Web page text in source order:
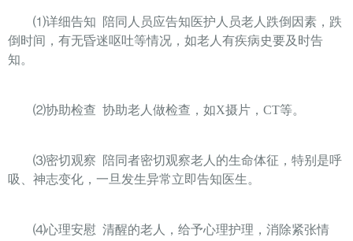
⑴详细告知
陪同人员应告知医护人员老人跌倒因素，跌
倒时间，有无昏迷呕吐等情况，如老人有疾病史要及时告
知。
⑵协助检查 协助老人做检查，如X摄片， CT等。
⑶密切观察
陪同者密切观察老人的生命体征，特别是呼
吸、神志变化，一旦发生异常立即告知医生。
⑷心理安慰 清醒的老人，给予心理护理，消除紧张情